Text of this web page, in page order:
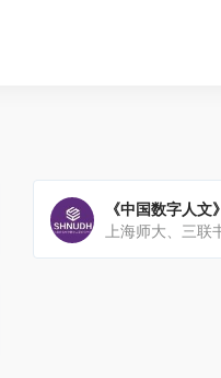
《中国数字人文》